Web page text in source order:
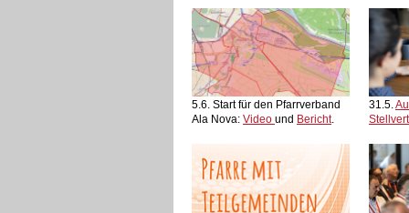
5.6. Start für den Pfarrverband
Ala Nova: Video und Bericht.
31.5.